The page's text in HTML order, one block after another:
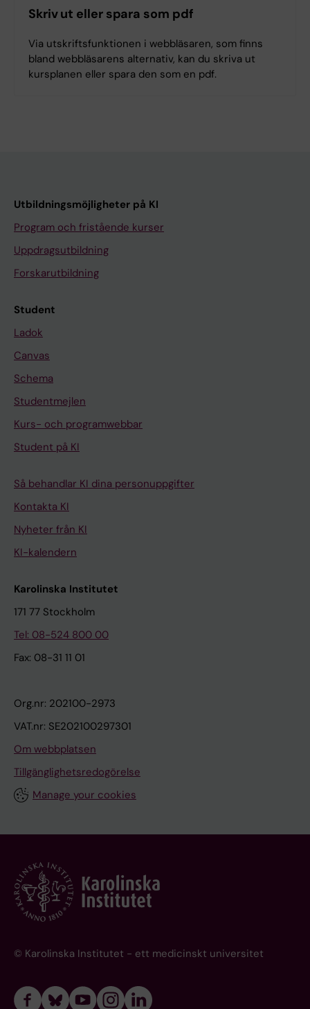
Skriv ut eller spara som pdf
Via utskriftsfunktionen i webbläsaren, som finns
bland webbläsarens alternativ, kan du skriva ut
kursplanen eller spara den som en pdf.
Utbildningsmöjligheter på KI
Program och fristående kurser
Uppdragsutbildning
Forskarutbildning
Student
Ladok
Canvas
Schema
Studentmejlen
Kurs- och programwebbar
Student på KI
Så behandlar KI dina personuppgifter
Kontakta KI
Nyheter från KI
KI-kalendern
Karolinska Institutet
171 77 Stockholm
Tel: 08-524 800 00
Fax: 08-31 11 01
Org.nr: 202100-2973
VAT.nr: SE202100297301
Om webbplatsen
Tillgänglighetsredogörelse
Manage your cookies
© Karolinska Institutet - ett medicinskt universitet